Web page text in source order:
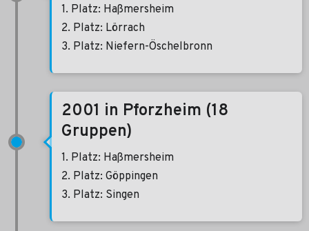
1. Platz: Haßmersheim
2. Platz: Lörrach
3. Platz: Niefern-Öschelbronn
2001 in Pforzheim (18
Gruppen)
1. Platz: Haßmersheim
2. Platz: Göppingen
3. Platz: Singen